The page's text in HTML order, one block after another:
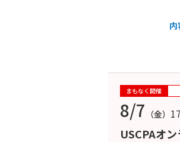
まもなく開催
8/7 （金）
USCPAオ